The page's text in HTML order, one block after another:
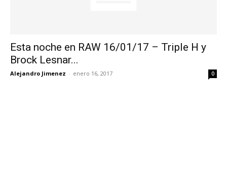
Esta noche en RAW 16/01/17 – Triple H y
Brock Lesnar...
Alejandro Jimenez - enero 16, 2017 0